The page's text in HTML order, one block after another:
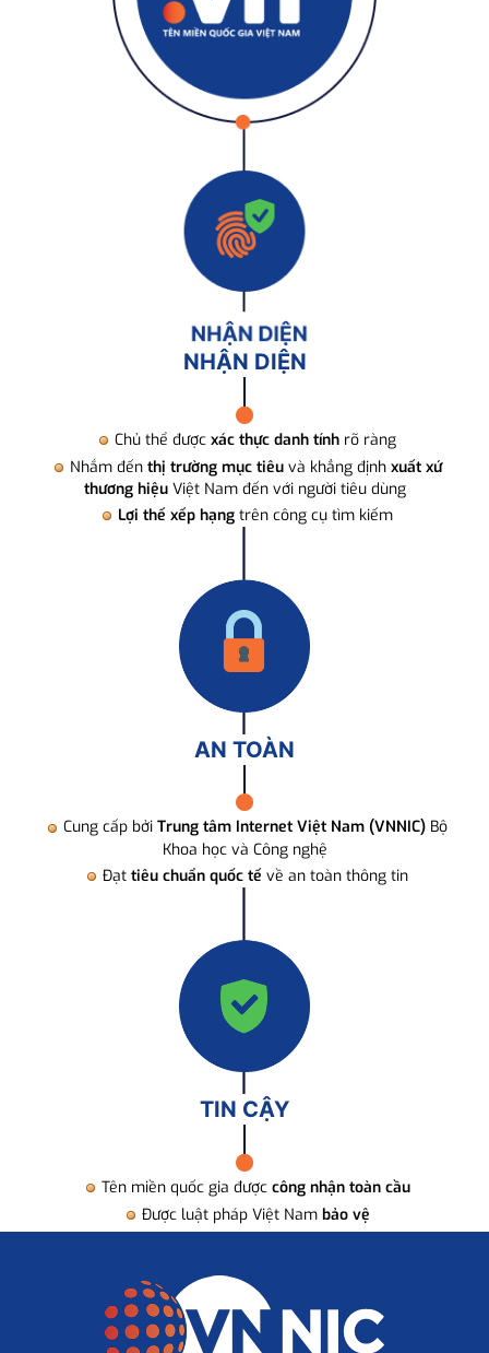
NHẬN DIỆN
Chủ thể được xác thực danh tính rõ ràng
Nhắm đến thị trường mục tiêuvà khẳng định xuất xứ
thương hiệuViệt Nam đến với người tiêu dùng
Lợi thế xếp hạng trên công cụ tìm kiếm
AN TOÀN
Cung cấp bởi Trung tâm Internet Việt Nam (VNNIC) Bộ
Khoa học và Công nghệ
Đạt tiêu chuẩn quốc tế về an toàn thông tin
TIN CẬY
Tên miền quốc gia được công nhận toàn cầu
Được luật pháp Việt Nam bảo vệ